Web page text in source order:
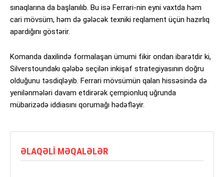
sınaqlarına da başlanılıb. Bu isə Ferrari-nin eyni vaxtda həm
cari mövsüm, həm də gələcək texniki reqlament üçün hazırlıq
apardığını göstərir.
Komanda daxilində formalaşan ümumi fikir ondan ibarətdir ki,
Silverstoundakı qələbə seçilən inkişaf strategiyasının doğru
olduğunu təsdiqləyib. Ferrari mövsümün qalan hissəsində də
yenilənmələri davam etdirərək çempionluq uğrunda
mübarizədə iddiasını qorumağı hədəfləyir.
ƏLAQƏLI MƏQALƏLƏR